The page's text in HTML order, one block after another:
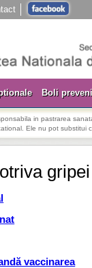
Boli
in pastrarea
Ele nu pot substitui
vaccinarea